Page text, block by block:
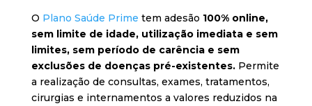
O Plano Saúde Prime tem adesão 100% online,
sem limite de idade, utilização imediata e sem
limites, sem período de carência e sem
exclusões de doenças pré-existentes.Permite
a realização de consultas, exames, tratamentos,
cirurgias e internamentos a valores reduzidos na